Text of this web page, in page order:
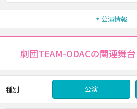
公演情報
劇団TEAM-ODACの関連舞
種別 公演